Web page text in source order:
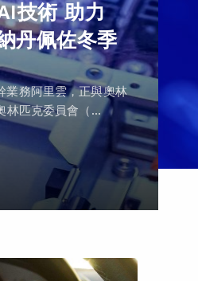
技術 助力
丹佩佐冬季
業務阿里雲，正與奧林
林匹克委員會（...